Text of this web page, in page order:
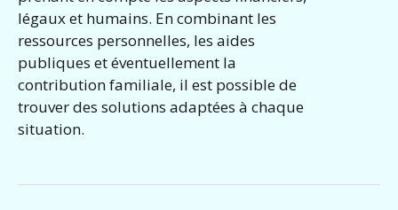
légaux et humains. En combinant les
ressources personnelles, les aides
publiques et éventuellement la
contribution familiale, il est possible de
trouver des solutions adaptées à chaque
situation.